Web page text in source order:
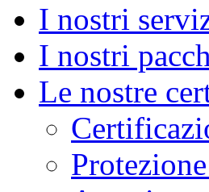
I nostri
I nostri
Le nostre